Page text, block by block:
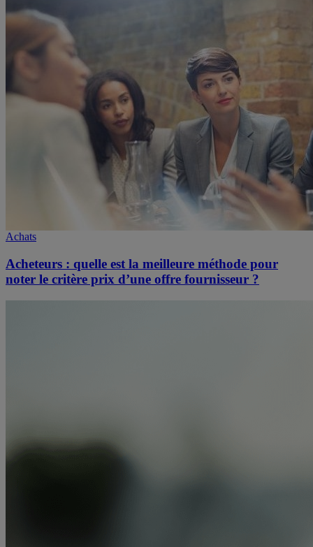
Achats
Acheteurs : quelle est la meilleure méthode pour
noter le critère prix d’une offre fournisseur ?